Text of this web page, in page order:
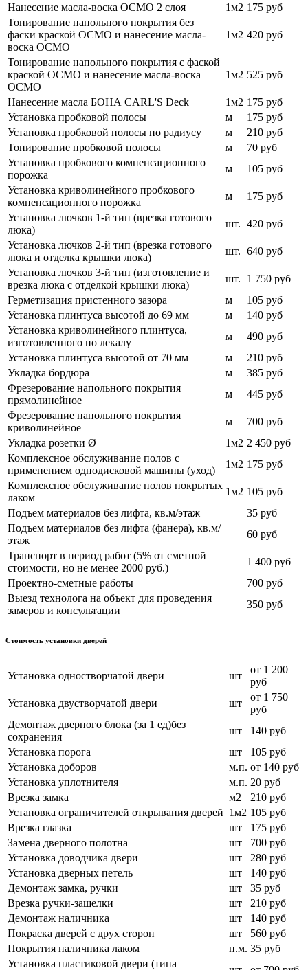
Нанесение масла-воска ОСМО 2 слоя 1м2 175 руб
Тонирование напольного покрытия без
фаски краской ОСМО и нанесение масла-
воска ОСМО
1м2 420 руб
Тонирование напольного покрытия с фаской
краской ОСМО и нанесение масла-воска
ОСМО
1м2 525 руб
Нанесение масла БОНА CARL'S Deck 1м2 175 руб
Установка пробковой полосы
м
175 руб
Установка пробковой полосы по радиусу
м
210 руб
Тонирование пробковой полосы
м 70 руб
Установка пробкового компенсационного
порожка
м 105 руб
Установка криволинейного пробкового
компенсационного порожка
м
175 руб
Установка лючков 1-й тип (врезка готового
люка)
шт. 420 руб
Установка лючков 2-й тип (врезка готового
люка и отделка крышки люка)
шт. 640 руб
Установка лючков 3-й тип (изготовление и
врезка люка с отделкой крышки люка)
шт. 1 750 руб
Герметизация пристенного зазора
м 105 руб
Установка плинтуса высотой до 69 мм
м 140 руб
Установка криволинейного плинтуса,
изготовленного по лекалу
м
490 руб
Установка плинтуса высотой от 70 мм
м
210 руб
Укладка бордюра
м
385 руб
Фрезерование напольного покрытия
прямолинейное
м
445 руб
Фрезерование напольного покрытия
криволинейное
м 700 руб
Укладка розетки Ø
1м2 2 450 руб
Комплексное обслуживание полов с
применением однодисковой машины (уход)
1м2 175 руб
Комплексное обслуживание полов покрытых
лаком
1м2 105 руб
Подъем материалов без лифта, кв.м/этаж
35 руб
Подъем материалов без лифта (фанера), кв.м/
этаж
60 руб
Транспорт в период работ (5% от сметной
стоимости, но не менее 2000 руб.)
1 400 руб
Проектно-сметные работы
700 руб
Выезд технолога на объект для проведения
замеров и консультации
350 руб
Стоимость установки дверей
Установка одностворчатой двери шт
от 1 200
руб
Установка двустворчатой двери
шт
от 1 750
руб
Демонтаж дверного блока (за 1 ед)без
сохранения
шт
140 руб
Установка порога
шт
105 руб
Установка доборов
м.п. от 140 руб
Установка уплотнителя
м.п. 20 руб
Врезка замка
м2
210 руб
Установка ограничителей открывания дверей 1м2 105 руб
Врезка глазка
шт
175 руб
Замена дверного полотна
шт
700 руб
Установка доводчика двери
шт
280 руб
Установка дверных петель
шт
140 руб
Демонтаж замка, ручки
шт
35 руб
Врезка ручки-защелки
шт
210 руб
Демонтаж наличника
шт
140 руб
Покраска дверей с друх сторон
шт
560 руб
Покрытия наличника лаком
п.м. 35 руб
Установка пластиковой двери (типа